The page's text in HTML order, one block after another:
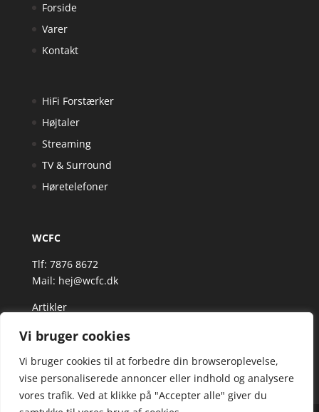
Vi bruger cookies
Vi bruger cookies til at forbedre din browseroplevelse,
vise personaliserede annoncer eller indhold og analysere
vores trafik. Ved at klikke på "Accepter alle" giver du
Forside
Varer
Kontakt
HiFi Forstærker
Højtaler
Streaming
TV & Surround
Høretelefoner
WCFC
Tlf: 7876 8672
Mail: hej@wcfc.dk
Artikler